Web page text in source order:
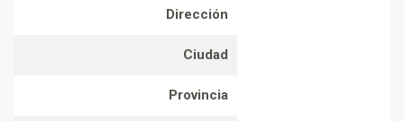
Dirección
Ciudad
Provincia